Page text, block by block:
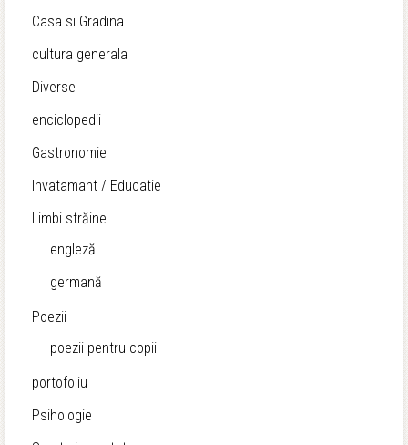
Casa si Gradina
cultura generala
Diverse
enciclopedii
Gastronomie
Invatamant / Educatie
Limbi străine
engleză
germană
Poezii
poezii pentru copii
portofoliu
Psihologie